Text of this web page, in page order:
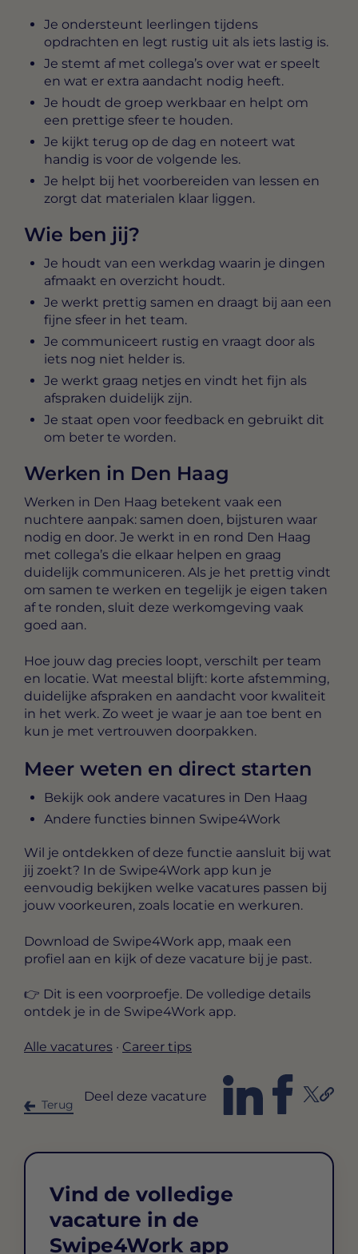
Je ondersteunt leerlingen tijdens
opdrachten en legt rustig uit als iets lastig is.
Je stemt af met collega’s over wat er speelt
en wat er extra aandacht nodig heeft.
Je houdt de groep werkbaar en helpt om
een prettige sfeer te houden.
Je kijkt terug op de dag en noteert wat
handig is voor de volgende les.
Je helpt bij het voorbereiden van lessen en
zorgt dat materialen klaar liggen.
Wie ben jij?
Je houdt van een werkdag waarin je dingen
afmaakt en overzicht houdt.
Je werkt prettig samen en draagt bij aan een
fijne sfeer in het team.
Je communiceert rustig en vraagt door als
iets nog niet helder is.
Je werkt graag netjes en vindt het fijn als
afspraken duidelijk zijn.
Je staat open voor feedback en gebruikt dit
om beter te worden.
Werken in Den Haag
Werken in Den Haag betekent vaak een
nuchtere aanpak: samen doen, bijsturen waar
nodig en door. Je werkt in en rond Den Haag
met collega’s die elkaar helpen en graag
duidelijk communiceren. Als je het prettig vindt
om samen te werken en tegelijk je eigen taken
af te ronden, sluit deze werkomgeving vaak
goed aan.
Hoe jouw dag precies loopt, verschilt per team
en locatie. Wat meestal blijft: korte afstemming,
duidelijke afspraken en aandacht voor kwaliteit
in het werk. Zo weet je waar je aan toe bent en
kun je met vertrouwen doorpakken.
Meer weten en direct starten
Bekijk ook andere vacatures in Den Haag
Andere functies binnen Swipe4Work
Wil je ontdekken of deze functie aansluit bij wat
jij zoekt? In de Swipe4Work app kun je
eenvoudig bekijken welke vacatures passen bij
jouw voorkeuren, zoals locatie en werkuren.
Download de Swipe4Work app, maak een
profiel aan en kijk of deze vacature bij je past.
👉 Dit is een voorproefje. De volledige details
ontdek je in de Swipe4Work app.
Alle vacatures · Career tips
Terug
Deel deze vacature
Vind de volledige
vacature in de
Swipe4Work app